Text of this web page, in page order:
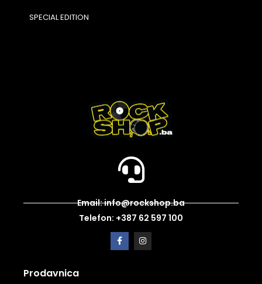
SPECIAL EDITION
Email: info@rockshop.ba
Telefon: +387 62 597 100
Prodavnica